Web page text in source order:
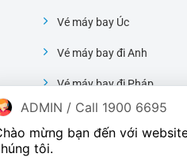
Vé máy bay Úc
Vé máy bay đi Anh
Vé máy bay đi Pháp
Vé máy bay đi Mỹ
ADMIN / Call 1900 6695
mừng bạn đến với
tôi.